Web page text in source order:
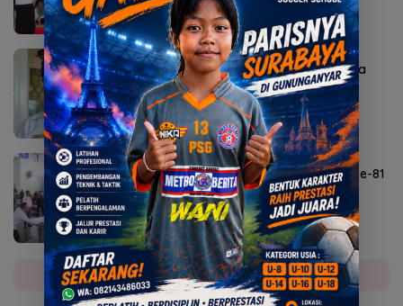
Agustus 6, 2026
Sekda Karangasem I Ketut Sedana Merta
Diperiksa Kejari
Agustus 6, 2026
Lomba Agustusan Semarakkan HUT RI ke-81
di Mojokerto
Selengkapnya